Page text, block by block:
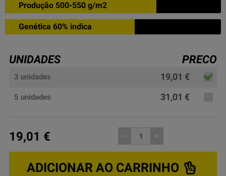
Produção 500-550 g/m2
Genética 60% indica
UNIDADES PRECO
3 unidades 19,01 €
5 unidades 31,01 €
19,01 € add
ADICIONAR AO CARRINHO